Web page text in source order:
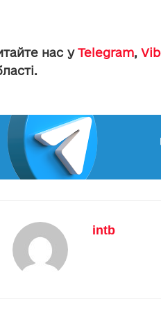
нас уTelegram,
intb